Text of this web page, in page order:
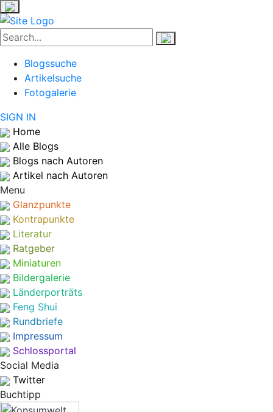
Blogssuche
Artikelsuche
Fotogalerie
SIGN IN
Home
Alle Blogs
Blogs nach Autoren
Artikel nach Autoren
Menu
Glanzpunkte
Kontrapunkte
Literatur
Ratgeber
Miniaturen
Bildergalerie
Länderporträts
Feng Shui
Rundbriefe
Impressum
Schlossportal
Social Media
Twitter
Buchtipp